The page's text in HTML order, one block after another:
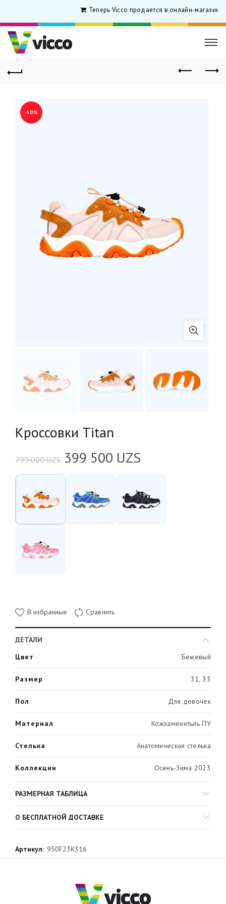
Теперь Vicco продается в онлайн-магазине
-50%
Кроссовки Titan
799 000UZS 399 500 UZS
В избранные Сравнить
ДЕТАЛИ
Цвет
Бежевый
Размер 31, 33
Пол Для девочек
Материал Кожзаменитьль ПУ
Стелька Анатомическая стелька
Коллекции Осень-Зима 2023
РАЗМЕРНАЯ ТАБЛИЦА
О БЕСПЛАТНОЙ ДОСТАВКЕ
Артикул: 950F23K316